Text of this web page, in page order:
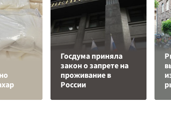
Госдума приняла
закон о запрете на
проживание в
России